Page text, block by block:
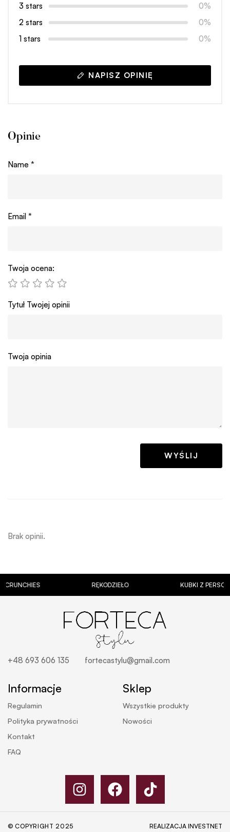
3 stars
0%
2 stars
0%
1 stars
0%
NAPISZ OPINIĘ
Opinie
Name *
Email *
Twoja ocena:
Tytuł Twojej opinii
Twoja opinia
Brak opinii.
RĘKODZIEŁO KUBKI Z
+48 693 606 135 fortecastylu@gmail.com
Informacje
Regulamin
Polityka prywatności
Kontakt
FAQ
Sklep
Wszystkie produkty
Nowości
© COPYRIGHT 2025 REALIZACJA INVESTNET